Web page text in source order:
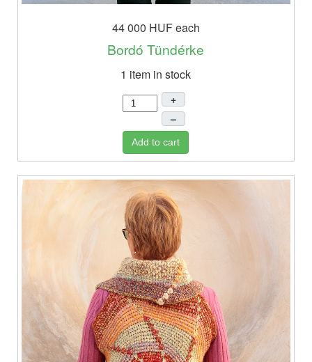
44 000 HUFeach
Bordó Tündérke
1 item in stock
+
–
Add to cart